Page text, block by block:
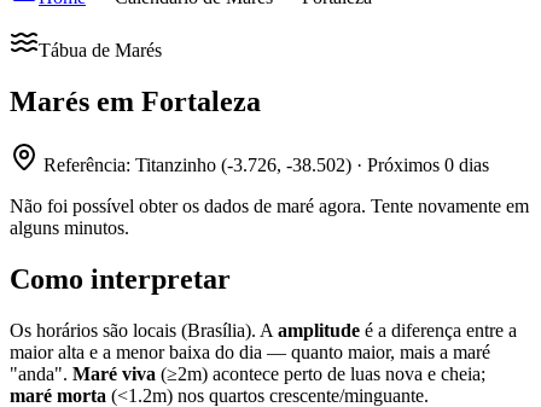
Tábua de Marés
Marés em Fortaleza
Referência: Titanzinho (-3.726, -38.502) · Próximos 0 dias
Não foi possível obter os dados de maré agora. Tente novamente em
alguns minutos.
Como interpretar
Os horários são locais (Brasília). A amplitude é a diferença entre a
maior alta e a menor baixa do dia — quanto maior, mais a maré
"anda". Maré viva (≥2m) acontece perto de luas nova e cheia;
maré morta (<1.2m) nos quartos crescente/minguante.